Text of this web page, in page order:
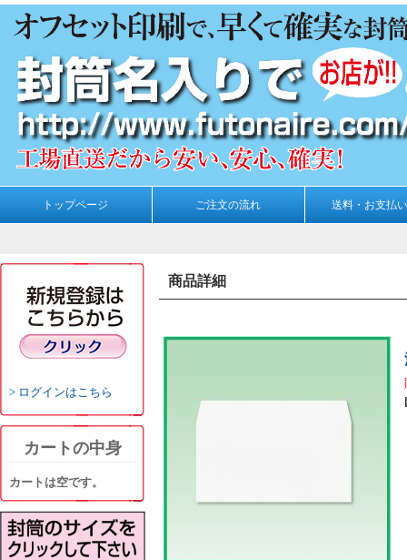
トップページ ご注文の流れ 送料・お支払
ログインはこちら
カートの中身
カートは空です。
商品詳細